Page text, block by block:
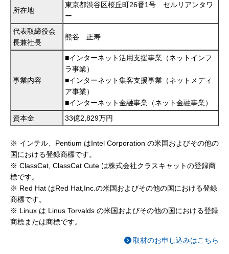
所在地
東京都渋谷区桜丘町26番1号 セルリアンタワ
ー
代表取締役会
長兼社長
熊谷 正寿
事業内容
■インターネット活用支援事業（ネットインフ
ラ事業）
■インターネット集客支援事業（ネットメディ
ア事業）
■インターネット金融事業（ネット金融事業）
資本金
33億2,829万円
※ インテル、Pentium はIntel Corporation の米国およびその他の
国における登録商標です。
※ ClassCat, ClassCat Cute は株式会社クラスキャットの登録商
標です。
※ Red Hat はRed Hat,Inc.の米国およびその他の国における登録
商標です。
※ Linux は Linus Torvalds の米国およびその他の国における登録
商標または商標です。
取材のお申し込みはこちら